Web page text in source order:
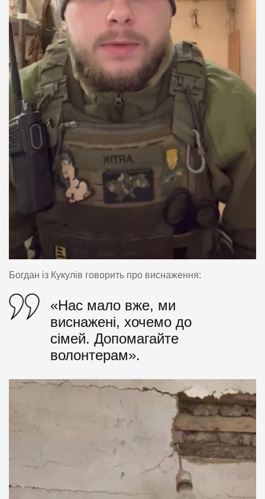
Богдан із Кукулів говорить про виснаження:
«Нас мало вже, ми
виснажені, хочемо до
сімей. Допомагайте
волонтерам».